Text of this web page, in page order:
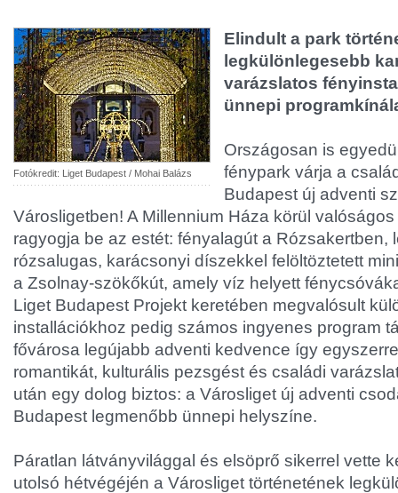
Fotókredit: Liget Budapest / Mohai Balázs
Elindult a park
legkülönlegesebb
varázslatos
ünnepi
Országosan is
fénypark várja a
Budapest új adventi
Városligetben! A Millennium Háza körül
ragyogja be az estét: fényalagút a Rózsakertben,
rózsalugas, karácsonyi díszekkel felöltöztetett
a Zsolnay-szökőkút, amely víz helyett
Liget Budapest Projekt keretében megvalósult
installációkhoz pedig számos ingyenes program
fővárosa legújabb adventi kedvence így
romantikát, kulturális pezsgést és családi
után egy dolog biztos: a Városliget új adventi
Budapest legmenőbb ünnepi helyszíne.
Páratlan látványvilággal és elsöprő sikerrel vette
utolsó hétvégéjén a Városliget történetének